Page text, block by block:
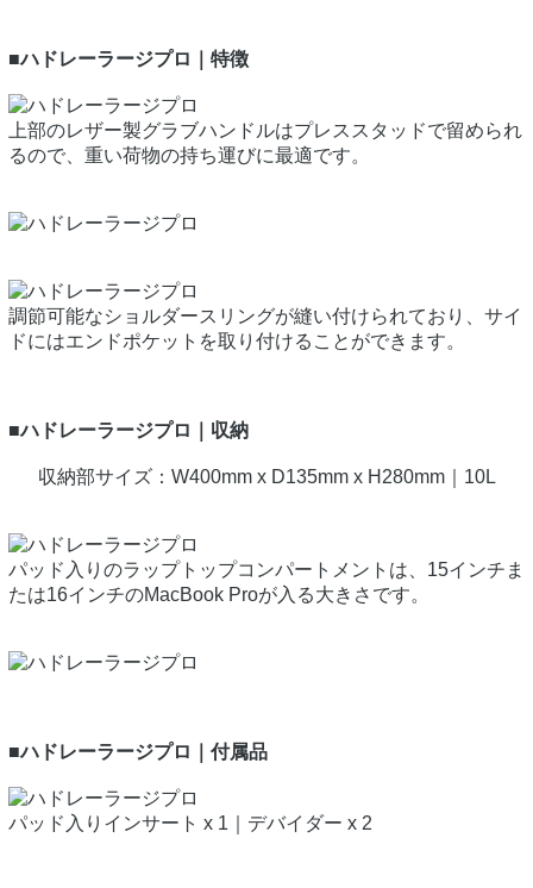
■ハドレーラージプロ｜特徴
上部のレザー製グラブハンドルはプレススタッドで留められ
るので、重い荷物の持ち運びに最適です。
調節可能なショルダースリングが縫い付けられており、サイ
ドにはエンドポケットを取り付けることができます。
■ハドレーラージプロ｜収納
収納部サイズ：W400mm x D135mm x H280mm｜10L
パッド入りのラップトップコンパートメントは、15インチま
たは16インチのMacBook Proが入る大きさです。
■ハドレーラージプロ｜付属品
パッド入りインサート x 1｜デバイダー x 2